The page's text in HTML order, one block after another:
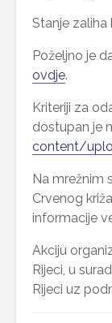
Stanje zaliha
Poželjno je
ovdje.
Kriteriji za
dostupan je
content/
Na mrežnim
Crvenog
informacije
Akciju
Rijeci, u
Rijeci uz